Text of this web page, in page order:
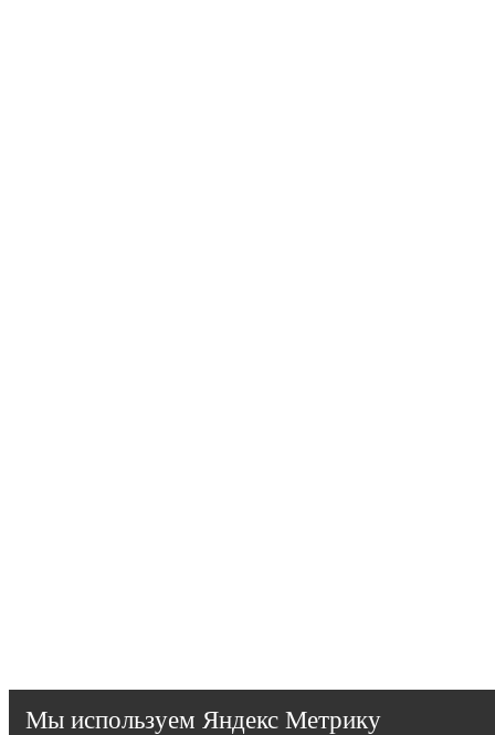
Мы используем Яндекс Метрику